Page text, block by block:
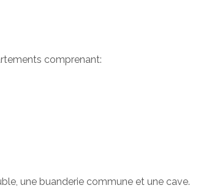
comprenant:
une buanderie commune et une cave.